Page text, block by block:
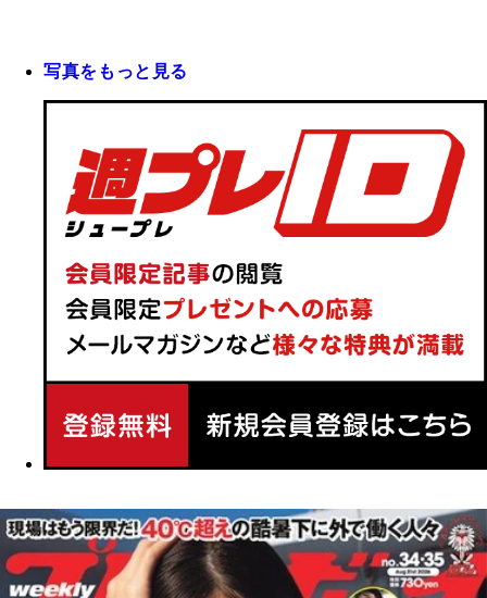
写真をもっと見る